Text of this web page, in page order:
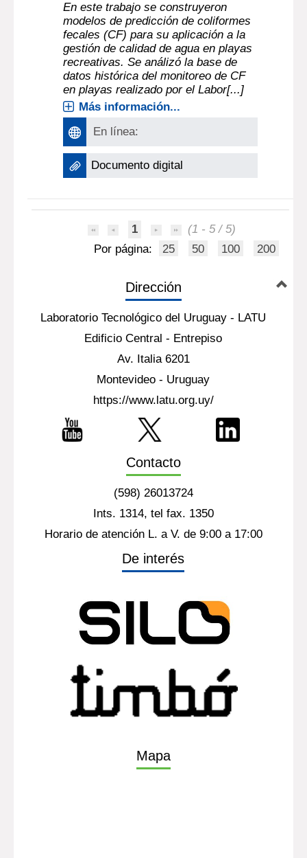
En este trabajo se construyeron
modelos de predicción de coliformes
fecales (CF) para su aplicación a la
gestión de calidad de agua en playas
recreativas. Se análizó la base de
datos histórica del monitoreo de CF
en playas realizado por el Labor[...]
Más información...
En línea:
Documento digital
1
(1 - 5 / 5)
Por página:
25 50 100 200
Dirección
Laboratorio Tecnológico del Uruguay - LATU
Edificio Central - Entrepiso
Av. Italia 6201
Montevideo - Uruguay
https://www.latu.org.uy/
Contacto
(598) 26013724
Ints. 1314, tel fax. 1350
Horario de atención L. a V. de 9:00 a 17:00
De interés
Mapa